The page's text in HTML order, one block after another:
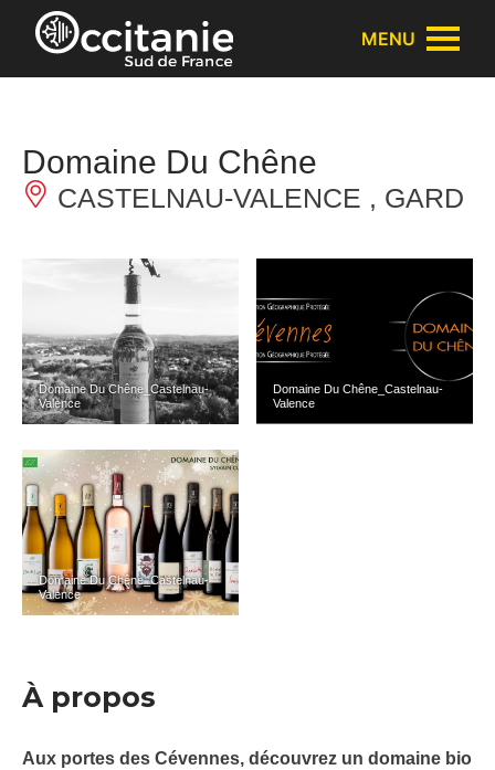
Panneau de gestion des cookies
MENU
Domaine Du Chêne
CASTELNAU-VALENCE , GARD
Domaine Du Chêne_Castelnau-
Valence
Domaine Du Chêne_Castelnau-
Valence
Domaine Du Chêne_Castelnau-
Valence
À propos
Aux portes des Cévennes, découvrez un domaine bio